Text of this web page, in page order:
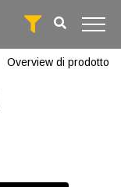
Overview di prodotto